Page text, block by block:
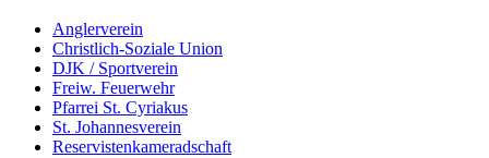
Anglerverein
Christlich-Soziale Union
DJK / Sportverein
Freiw. Feuerwehr
Pfarrei St. Cyriakus
St. Johannesverein
Reservistenkameradschaft